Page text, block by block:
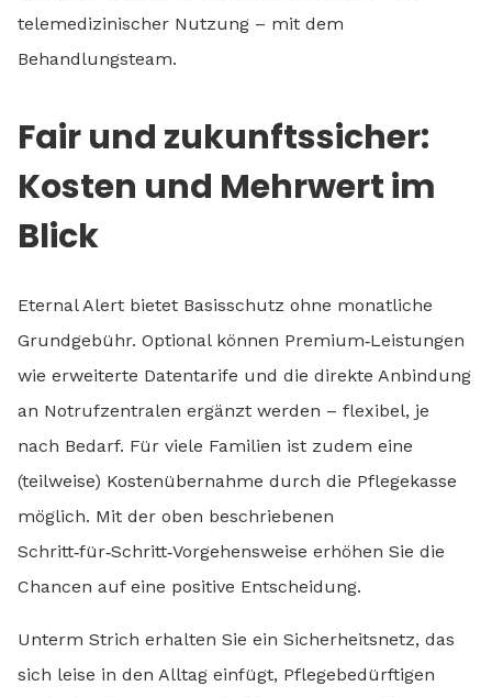
telemedizinischer Nutzung – mit dem
Behandlungsteam.
Fair und zukunftssicher:
Kosten und Mehrwert im
Blick
Eternal Alert bietet Basisschutz ohne monatliche
Grundgebühr. Optional können Premium‑Leistungen
wie erweiterte Datentarife und die direkte Anbindung
an Notrufzentralen ergänzt werden – flexibel, je
nach Bedarf. Für viele Familien ist zudem eine
(teilweise) Kostenübernahme durch die Pflegekasse
möglich. Mit der oben beschriebenen
Schritt‑für‑Schritt‑Vorgehensweise erhöhen Sie die
Chancen auf eine positive Entscheidung.
Unterm Strich erhalten Sie ein Sicherheitsnetz, das
sich leise in den Alltag einfügt, Pflegebedürftigen